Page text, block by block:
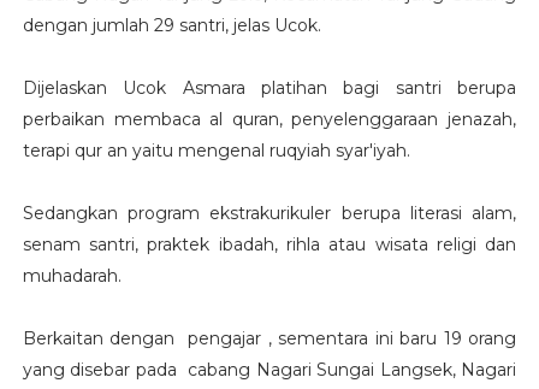
dengan jumlah 29 santri, jelas Ucok.
Dijelaskan Ucok Asmara platihan bagi santri berupa
perbaikan membaca al quran, penyelenggaraan jenazah,
terapi qur an yaitu mengenal ruqyiah syar'iyah.
Sedangkan program ekstrakurikuler berupa literasi alam,
senam santri, praktek ibadah, rihla atau wisata religi dan
muhadarah.
Berkaitan dengan pengajar , sementara ini baru 19 orang
yang disebar pada cabang Nagari Sungai Langsek, Nagari